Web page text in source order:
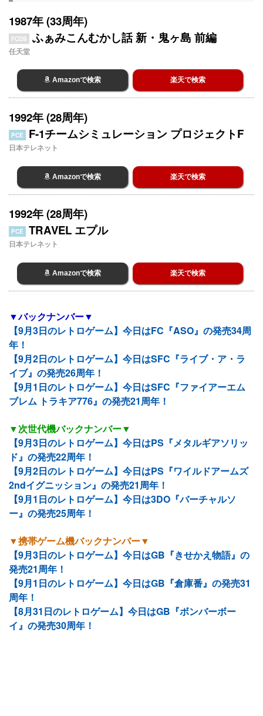
1987年 (33周年)
FCDS ふぁみこんむかし話 新・鬼ヶ島 前編
任天堂
Amazonで検索 楽天で検索
1992年 (28周年)
PCE F-1チームシミュレーション プロジェクトF
日本テレネット
Amazonで検索 楽天で検索
1992年 (28周年)
PCE TRAVEL エプル
日本テレネット
Amazonで検索 楽天で検索
▼バックナンバー▼
【9月3日のレトロゲーム】今日はFC『ASO』の発売34周
年！
【9月2日のレトロゲーム】今日はSFC『ライブ・ア・ラ
イブ』の発売26周年！
【9月1日のレトロゲーム】今日はSFC『ファイアーエム
ブレム トラキア776』の発売21周年！
▼次世代機バックナンバー▼
【9月3日のレトロゲーム】今日はPS『メタルギアソリッ
ド』の発売22周年！
【9月2日のレトロゲーム】今日はPS『ワイルドアームズ
2ndイグニッション』の発売21周年！
【9月1日のレトロゲーム】今日は3DO『バーチャルソ
ー』の発売25周年！
▼携帯ゲーム機バックナンバー▼
【9月3日のレトロゲーム】今日はGB『きせかえ物語』の
発売21周年！
【9月1日のレトロゲーム】今日はGB『倉庫番』の発売31
周年！
【8月31日のレトロゲーム】今日はGB『ボンバーボー
イ』の発売30周年！